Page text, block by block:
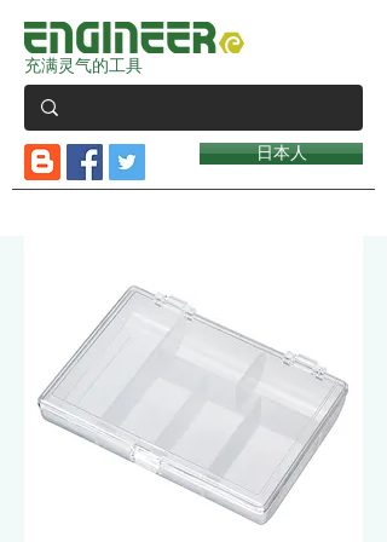
充满灵气的工具
日本人